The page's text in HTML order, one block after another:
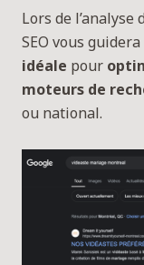
Lors de
SEO vous
idéale pour
moteurs de
ou national.